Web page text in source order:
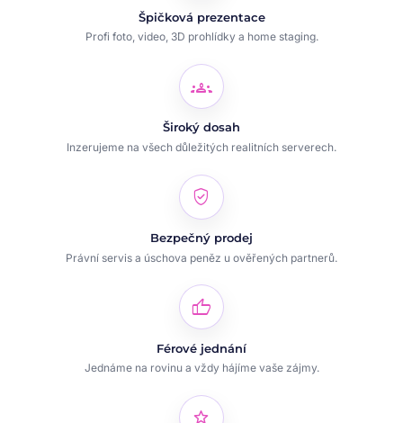
Špičková prezentace
Profi foto, video, 3D prohlídky a home staging.
groups
Široký dosah
Inzerujeme na všech důležitých realitních serverech.
verified_user
Bezpečný prodej
Právní servis a úschova peněz u ověřených partnerů.
thumb_up
Férové jednání
Jednáme na rovinu a vždy hájíme vaše zájmy.